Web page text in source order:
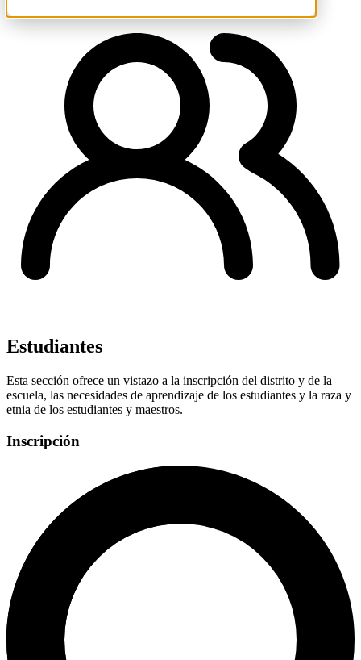
Estudiantes
Esta sección ofrece un vistazo a la inscripción del distrito y de la
escuela, las necesidades de aprendizaje de los estudiantes y la raza y
etnia de los estudiantes y maestros.
Inscripción